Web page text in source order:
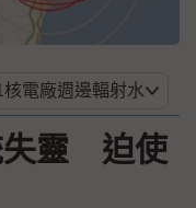
失靈 迫使